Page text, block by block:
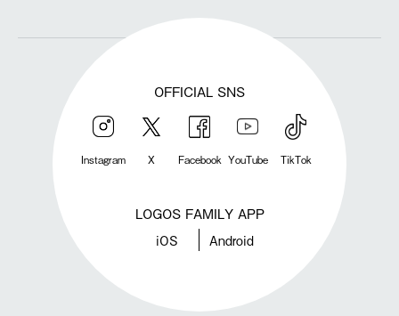
OFFICIAL SNS
Instagram X Facebook YouTube TikTok
LOGOS FAMILY APP
iOS Android